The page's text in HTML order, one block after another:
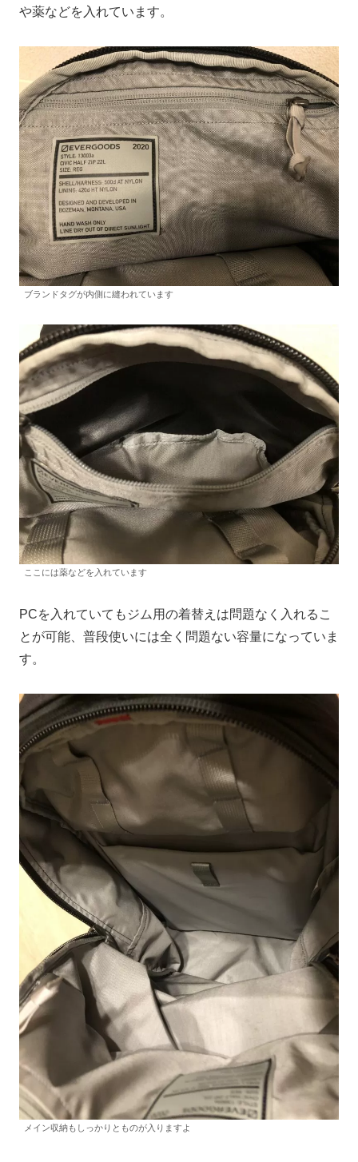
や薬などを入れています。
ブランドタグが内側に縫われています
ここには薬などを入れています
PCを入れていてもジム用の着替えは問題なく入れるこ
とが可能、普段使いには全く問題ない容量になっていま
す。
メイン収納もしっかりとものが入りますよ